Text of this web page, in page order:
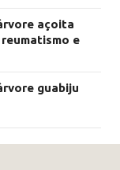
açoita
e
guabiju